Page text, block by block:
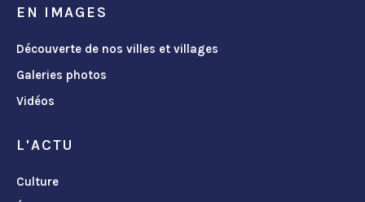
EN IMAGES
Découverte de nos villes et villages
Galeries photos
Vidéos
L'ACTU
Culture